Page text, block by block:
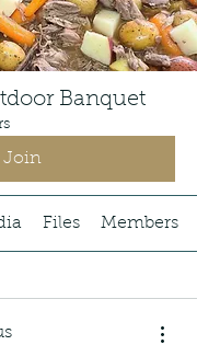
Banquet
Join
Files Members